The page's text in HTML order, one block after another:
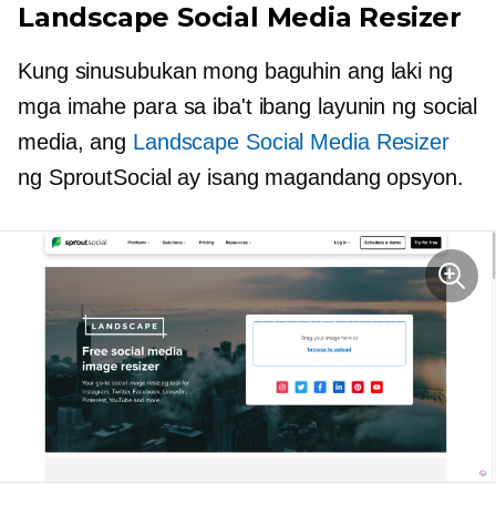
Landscape Social Media Resizer
Kung sinusubukan mong baguhin ang laki ng
mga imahe para sa iba't ibang layunin ng social
media, ang Landscape Social Media Resizer
ng SproutSocial ay isang magandang opsyon.